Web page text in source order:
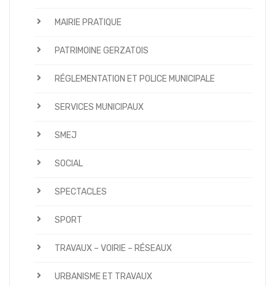
MAIRIE PRATIQUE
PATRIMOINE GERZATOIS
RÉGLEMENTATION ET POLICE MUNICIPALE
SERVICES MUNICIPAUX
SMEJ
SOCIAL
SPECTACLES
SPORT
TRAVAUX – VOIRIE – RÉSEAUX
URBANISME ET TRAVAUX